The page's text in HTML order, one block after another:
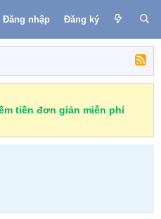
Đăng nhập Đăng ký
tiền đơn giản miễn phí